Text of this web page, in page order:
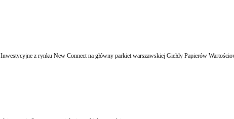
z rynku New Connect na główny parkiet warszawskiej Giełdy Papierów